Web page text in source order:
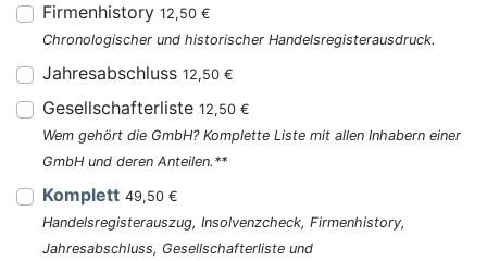
Firmenhistory 12,50 €
Chronologischer und historischer Handelsregisterausdruck.
Jahresabschluss 12,50 €
Gesellschafterliste 12,50 €
Wem gehört die GmbH? Komplette Liste mit allen Inhabern einer
GmbH und deren Anteilen.**
Komplett 49,50 €
Handelsregisterauszug, Insolvenzcheck, Firmenhistory,
Jahresabschluss, Gesellschafterliste und